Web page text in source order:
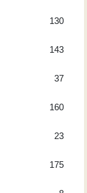
130
143
37
160
23
175